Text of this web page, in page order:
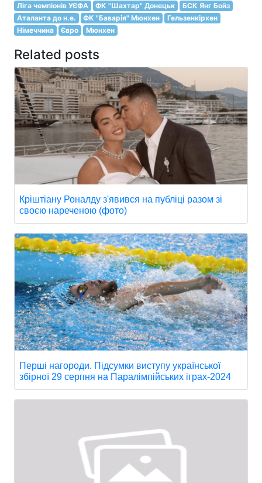
Ліга чемпіонів УЄФА ФК "Шахтар" Донецьк
БСК Янг Бойз
Аталанта до н.е.
ФК "Баварія" Мюнхен
Гельзенкірхен
Німеччина
Євро Мюнхен
Related posts
Кріштіану Роналду з'явився на публіці разом зі
своєю нареченою (фото)
Перші нагороди. Підсумки виступу української
збірної 29 серпня на Паралімпійських іграх-2024